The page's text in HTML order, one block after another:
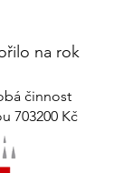
na rok
činnost
​703200 Kč